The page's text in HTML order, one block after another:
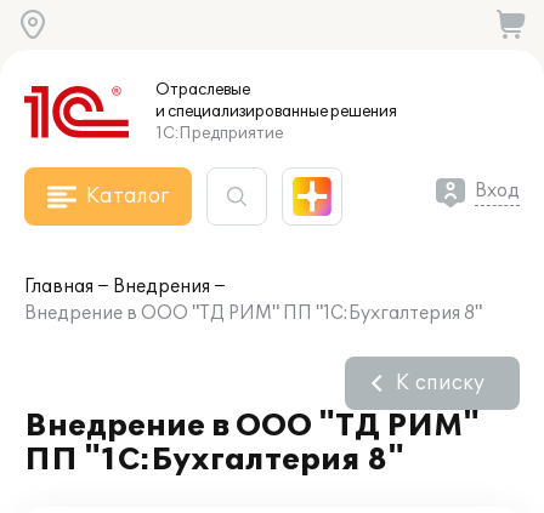
Отраслевые
и специализированныерешения
1С:Предприятие
Каталог Вход
Главная
Внедрения
Внедрение в ООО "TД РИМ" ПП "1С:Бухгалтерия 8"
Внедрение в ООО "TД РИМ"
ПП "1С:Бухгалтерия 8"
К списку